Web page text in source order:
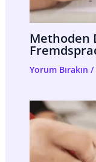
Methoden
Yorum Bırakın /